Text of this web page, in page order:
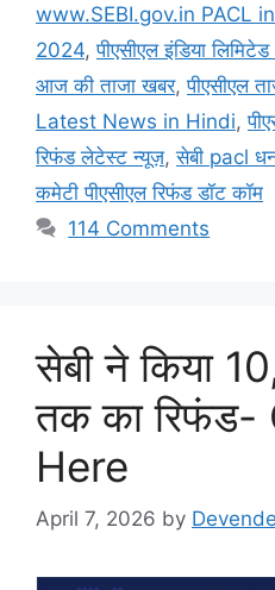
www.SEBI.gov.in PACL
2024,पीएसीएल इंडिया
आज की ताजा खबर,पीएसीएल
Latest News in Hindi,
रिफंड लेटेस्ट न्यूज़,सेबी pacl
कमेटी पीएसीएल रिफंड डॉट कॉम
114 Comments
सेबी ने किया
तक का रिफंड-
Here
April 7, 2026 by